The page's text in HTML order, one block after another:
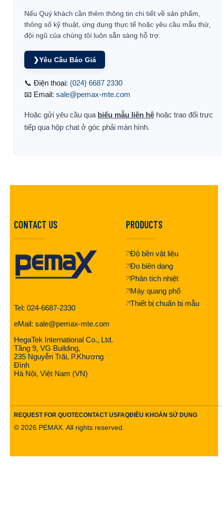
Nếu Quý khách cần thêm thông tin chi tiết về sản phẩm,
thông số kỹ thuật, ứng dụng thực tế hoặc yêu cầu mẫu thử,
đội ngũ của chúng tôi luôn sẵn sàng hỗ trợ.
❯Yêu Cầu Báo Giá
📞 Điện thoại: (024) 6687 2330
📧 Email: sale@pemax-mte.com
Hoặc gửi yêu cầu qua biểu mẫu liên hệ hoặc trao đổi trực
tiếp qua hộp chat ở góc phải màn hình.
CONTACT US
Tel: 024-6687-2330
eMail: sale@pemax-mte.com
HegaTek International Co., Ltd.
Tầng 9, VG Building,
235 Nguyễn Trãi, P.Khương
Đình
Hà Nội, Việt Nam (VN)
PRODUCTS
Độ bền vật liệu
Đo biên dạng
Phân tích nhiệt
Máy quang phổ
Thiết bị chuẩn bị mẫu
REQUEST FOR QUOTECONTACT USFAQĐIỀU KHOẢN SỬ DỤNG
© 2026 PEMAX. All rights reserved.